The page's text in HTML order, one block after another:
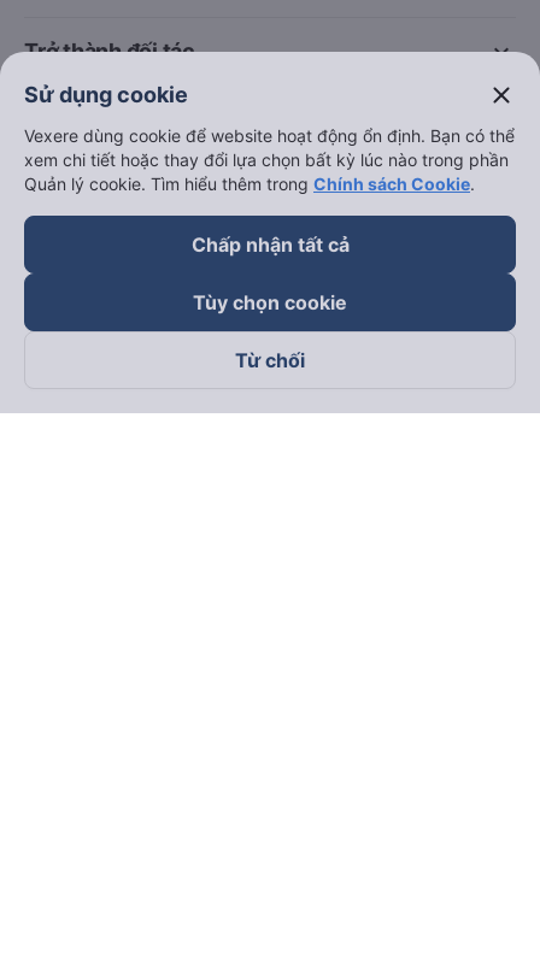
keyboard_arrow_down
Trở thành đối tác
Sử dụng cookie close
Vexere dùng cookie để website hoạt động ổn định. Bạn có thể
xem chi tiết hoặc thay đổi lựa chọn bất kỳ lúc nào trong phần
Quản lý cookie. Tìm hiểu thêm trong Chính sách Cookie.
Chấp nhận tất cả
Tùy chọn cookie
Từ chối